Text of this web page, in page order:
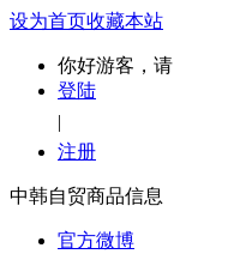
设为首页收藏本站
你好游客，请
登陆
|
注册
中韩自贸商品信息
官方微博